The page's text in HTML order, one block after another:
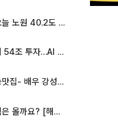
원 40.2도 기록
SK하이닉스, 용인·청주에 54조 투자…AI 메모리 생산기지 키운다
'2TV 생생정보' 오늘방송맛집- 배우 강성진 단골! 쌀국수ㆍ푸팟퐁 커리 맛집 '블○○○'
입추매직 '불발', 처서매직은 올까요? [해시태그]